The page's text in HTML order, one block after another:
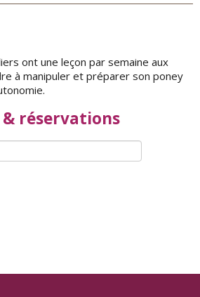
ont une leçon par semaine aux
à manipuler et préparer son poney
réservations